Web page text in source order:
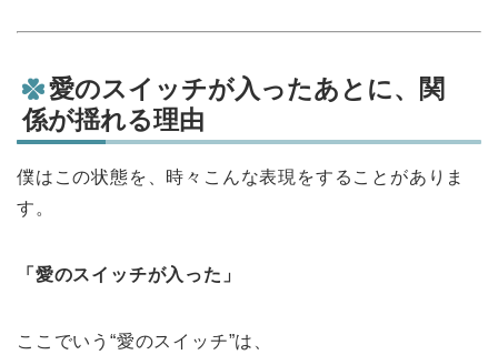
愛のスイッチが入ったあとに、関
係が揺れる理由
僕はこの状態を、時々こんな表現をすることがありま
す。
「愛のスイッチが入った」
ここでいう“愛のスイッチ”は、